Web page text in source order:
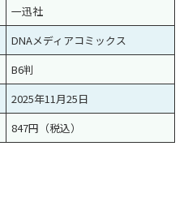
一迅社
DNAメディアコミックス
B6判
2025年11月25日
847円（税込）